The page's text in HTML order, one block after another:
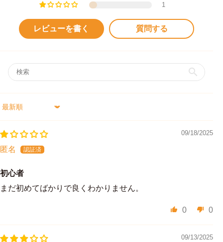
1
レビューを書く 質問する
Sort by
09/18/2025
匿名
初心者
まだ初めてばかりで良くわかりません。
0 0
09/13/2025